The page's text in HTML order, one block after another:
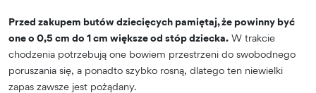
Przed zakupem butów dziecięcych pamiętaj, że powinny być
one o 0,5 cm do 1 cm większe od stóp dziecka. W trakcie
chodzenia potrzebują one bowiem przestrzeni do swobodnego
poruszania się, a ponadto szybko rosną, dlatego ten niewielki
zapas zawsze jest pożądany.